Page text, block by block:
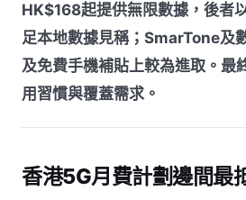
HK$168起提供無限數據，後者
足本地數據見稱；SmarTone及
及免費手機補貼上較為進取。最
用習慣與覆蓋需求。
香港5G月費計劃邊間最